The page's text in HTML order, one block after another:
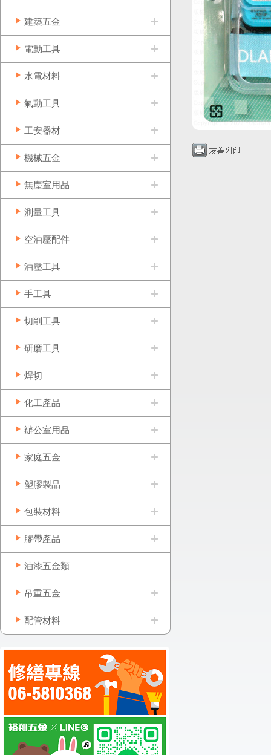
建築五金
電動工具
水電材料
氣動工具
工安器材
機械五金
無塵室用品
測量工具
空油壓配件
油壓工具
手工具
切削工具
研磨工具
焊切
化工產品
辦公室用品
家庭五金
塑膠製品
包裝材料
膠帶產品
油漆五金類
吊重五金
配管材料